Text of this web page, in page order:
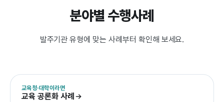
분야별 수행사례
발주기관 유형에 맞는 사례부터 확인해 보세요.
교육청·대학이라면
교육 공론화 사례